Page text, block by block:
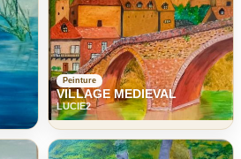
Peinture
VILLAGE MEDIEVAL
LUCIE2